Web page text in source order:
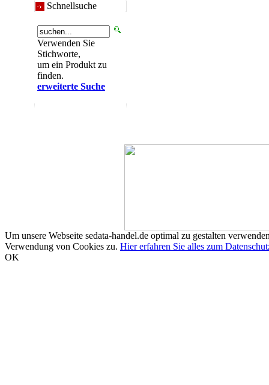
Schnellsuche
Verwenden Sie
Stichworte,
um ein Produkt zu
finden.
erweiterte Suche
Um unsere Webseite sedata-handel.de optimal zu gestalten
Verwendung von Cookies zu. Hier erfahren Sie alles zum
OK